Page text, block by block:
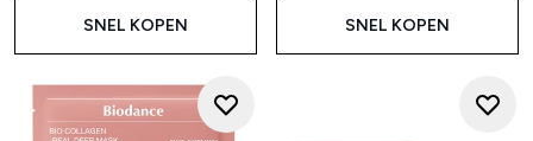
SNEL KOPEN SNEL KOPEN